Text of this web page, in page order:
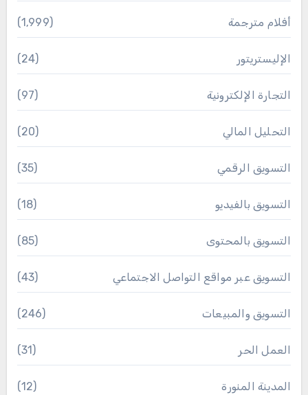
أفلام مترجمة (1٬999)
الإليستريتور (24)
التجارة الإلكترونية (97)
التحليل المالي (20)
التسويق الرقمي (35)
التسويق بالفيديو (18)
التسويق بالمحتوى (85)
التسويق عبر مواقع التواصل الاجتماعي (43)
التسويق والمبيعات (246)
العمل الحر (31)
المدينة المنورة (12)